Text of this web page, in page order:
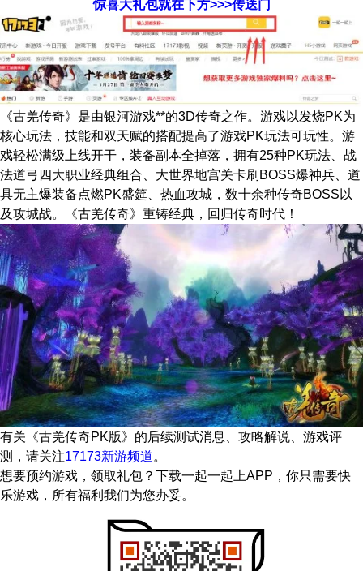
惊喜大礼包就在下方>>>传送门
《古羌传奇》是由银河游戏**的3D传奇之作。游戏以发烧PK为
核心玩法，技能和双天赋的搭配提高了游戏PK玩法可玩性。游
戏轻松满级上线开干，装备副本全掉落，拥有25种PK玩法、战
法道弓四大职业经典组合、大世界地宫关卡刷BOSS爆神兵、道
具无主爆装备点燃PK盛筵、热血攻城，数十余种传奇BOSS以
及攻城战。《古羌传奇》重铸经典，回归传奇时代！
有关 《古羌传奇PK版》 的后续测试消息、攻略解说、游戏评
测，请关注17173新游频道。
想要预约游戏，领取礼包？下载一起一起上APP，你只需要快
乐游戏，所有福利我们为您办妥。